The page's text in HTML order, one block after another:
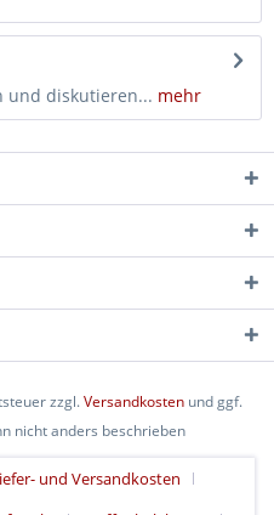
und diskutieren... mehr
zzgl.Versandkosten und ggf.
nicht anders beschrieben
und Versandkosten